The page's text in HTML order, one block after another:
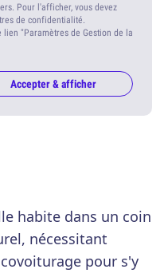
Pour l'afficher, vous devez
de confidentialité.
"Paramètres de Gestion de la
Accepter & afficher
habite dans un coin
nécessitant
pour s'y